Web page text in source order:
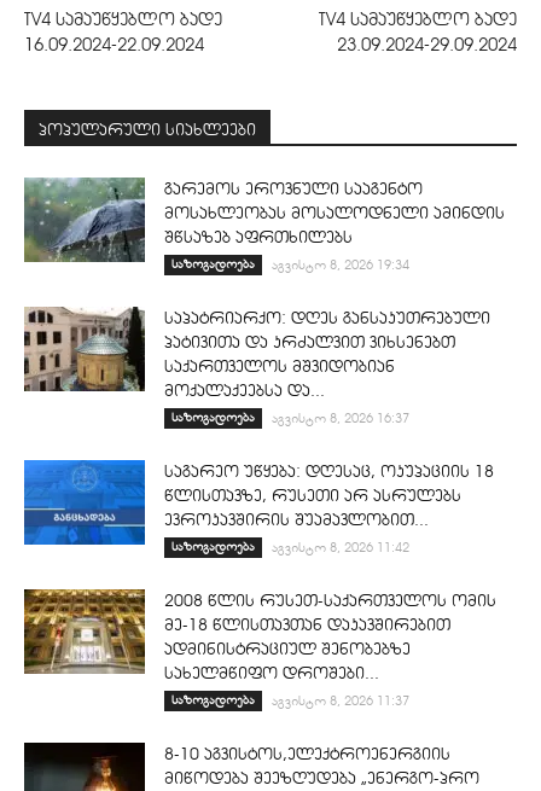
TV4 სამაუწყებლო ბადე
16.09.2024-22.09.2024
TV4 სამაუწყებლო ბადე
23.09.2024-29.09.2024
პოპულარული სიახლეები
გარემოს ეროვნული სააგენტო
მოსახლეობას მოსალოდნელი ამინდის
შწსაზებ აფრთხილებს
საზოგადოება აგვისტო 8, 2026 19:34
საპატრიარქო: დღეს განსაკუთრებული
პატივითა და კრძალვით ვიხსენებთ
საქართველოს მშვიდობიან
მოქალაქეებსა და...
საზოგადოება აგვისტო 8, 2026 16:37
საგარეო უწყება: დღესაც, ოკუპაციის 18
წლისთავზე, რუსეთი არ ასრულებს
ევროკავშირის შუამავლობით...
საზოგადოება აგვისტო 8, 2026 11:42
2008 წლის რუსეთ-საქართველოს ომის
მე-18 წლისთავთან დაკავშირებით
ადმინისტრაციულ შენობებზე
სახელმწიფო დროშები...
საზოგადოება აგვისტო 8, 2026 11:37
8-10 აგვისტოს,ელექტროენერგიის
მიწოდება შეეზღუდება „ენერგო-პრო